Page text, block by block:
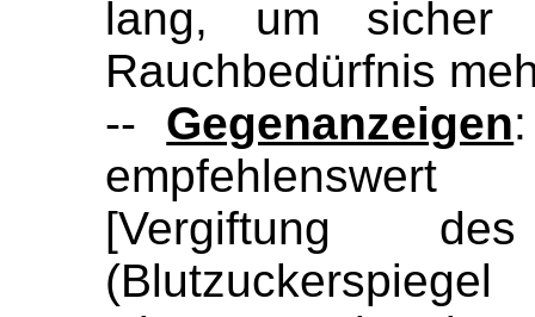
lang, um sicher
Rauchbedürfnis
-- Gegenanzeigen
empfehlenswert
[Vergiftung